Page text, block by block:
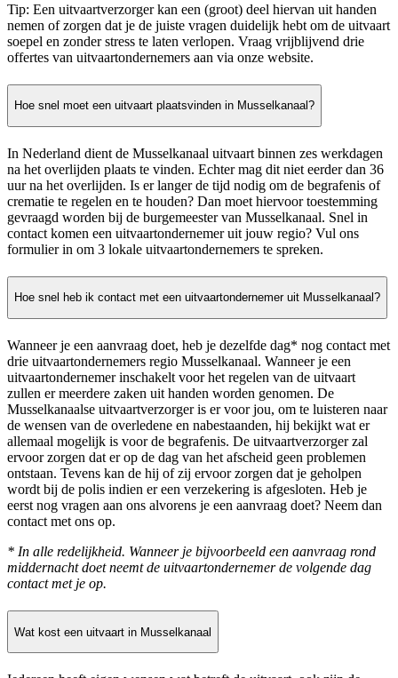
Tip: Een uitvaartverzorger kan een (groot) deel hiervan uit handen
nemen of zorgen dat je de juiste vragen duidelijk hebt om de uitvaart
soepel en zonder stress te laten verlopen. Vraag vrijblijvend drie
offertes van uitvaartondernemers aan via onze website.
Hoe snel moet een uitvaart plaatsvinden in Musselkanaal?
In Nederland dient de Musselkanaal uitvaart binnen zes werkdagen
na het overlijden plaats te vinden. Echter mag dit niet eerder dan 36
uur na het overlijden. Is er langer de tijd nodig om de begrafenis of
crematie te regelen en te houden? Dan moet hiervoor toestemming
gevraagd worden bij de burgemeester van Musselkanaal. Snel in
contact komen een uitvaartondernemer uit jouw regio? Vul ons
formulier in om 3 lokale uitvaartondernemers te spreken.
Hoe snel heb ik contact met een uitvaartondernemer uit Musselkanaal?
Wanneer je een aanvraag doet, heb je dezelfde dag* nog contact met
drie uitvaartondernemers regio Musselkanaal. Wanneer je een
uitvaartondernemer inschakelt voor het regelen van de uitvaart
zullen er meerdere zaken uit handen worden genomen. De
Musselkanaalse uitvaartverzorger is er voor jou, om te luisteren naar
de wensen van de overledene en nabestaanden, hij bekijkt wat er
allemaal mogelijk is voor de begrafenis. De uitvaartverzorger zal
ervoor zorgen dat er op de dag van het afscheid geen problemen
ontstaan. Tevens kan de hij of zij ervoor zorgen dat je geholpen
wordt bij de polis indien er een verzekering is afgesloten. Heb je
eerst nog vragen aan ons alvorens je een aanvraag doet? Neem dan
contact met ons op.
* In alle redelijkheid. Wanneer je bijvoorbeeld een aanvraag rond
middernacht doet neemt de uitvaartondernemer de volgende dag
contact met je op.
Wat kost een uitvaart in Musselkanaal